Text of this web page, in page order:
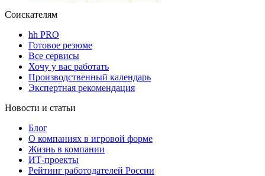
Соискателям
hh PRO
Готовое резюме
Все сервисы
Хочу у вас работать
Производственный календарь
Экспертная рекомендация
Новости и статьи
Блог
О компаниях в игровой форме
Жизнь в компании
ИТ-проекты
Рейтинг работодателей России